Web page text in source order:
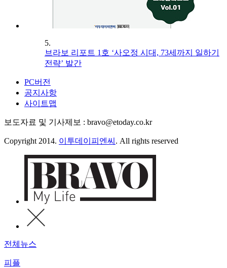
5.
브라보 리포트 1호 ‘사오정 시대, 73세까지 일하기
전략’ 발간
PC버전
공지사항
사이트맵
보도자료 및 기사제보 : bravo@etoday.co.kr
Copyright 2014. 이투데이피엔씨 . All rights reserved
전체뉴스
피플